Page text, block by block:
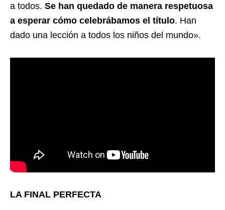
a todos. Se han quedado de manera respetuosa
a esperar cómo celebrábamos el título. Han
dado una lección a todos los niños del mundo».
LA FINAL PERFECTA